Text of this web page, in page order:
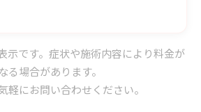
示です。症状や施術内容により料金が
る場合があります。
軽にお問い合わせください。